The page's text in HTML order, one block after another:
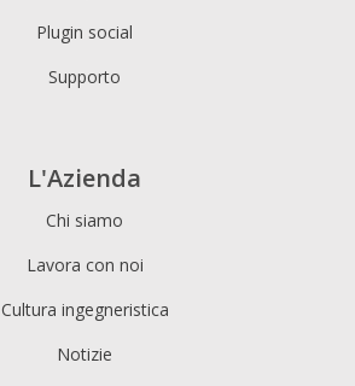
Plugin social
Supporto
L'Azienda
Chi siamo
Lavora con noi
Cultura ingegneristica
Notizie